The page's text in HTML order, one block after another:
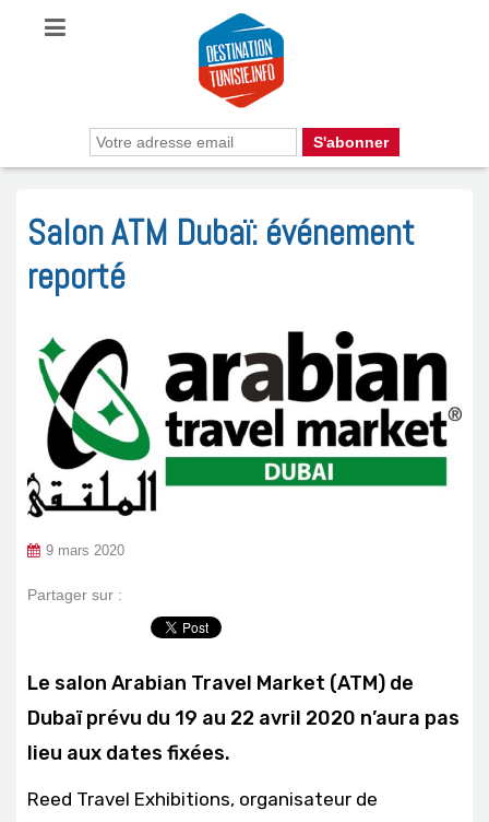
Salon ATM Dubaï: événement
reporté
9 mars 2020
Partager sur :
Le salon Arabian Travel Market (ATM) de
Dubaï prévu du 19 au 22 avril 2020 n’aura pas
lieu aux dates fixées.
Reed Travel Exhibitions, organisateur de